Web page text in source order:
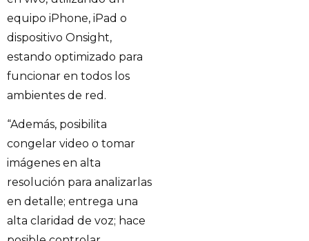
equipo iPhone, iPad o
dispositivo Onsight,
estando optimizado para
funcionar en todos los
ambientes de red.
“Además, posibilita
congelar video o tomar
imágenes en alta
resolución para analizarlas
en detalle; entrega una
alta claridad de voz; hace